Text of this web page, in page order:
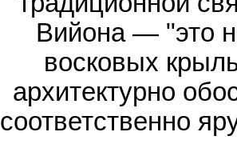
Вийона — "это
восковых
архитектурно
соответственно